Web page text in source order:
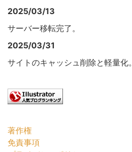
2025/03/13
サーバー移転完了。
2025/03/31
サイトのキャッシュ削除と軽量化。
著作権
免責事項